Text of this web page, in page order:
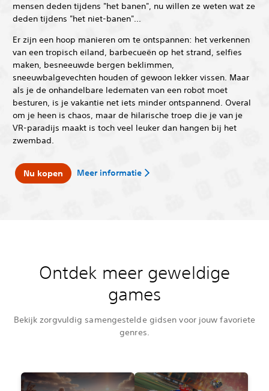
mensen deden tijdens "het banen", nu willen ze weten wat ze
deden tijdens "het niet-banen"...
Er zijn een hoop manieren om te ontspannen: het verkennen
van een tropisch eiland, barbecueën op het strand, selfies
maken, besneeuwde bergen beklimmen,
sneeuwbalgevechten houden of gewoon lekker vissen. Maar
als je de onhandelbare ledematen van een robot moet
besturen, is je vakantie net iets minder ontspannend. Overal
om je heen is chaos, maar de hilarische troep die je van je
VR-paradijs maakt is toch veel leuker dan hangen bij het
zwembad.
Nu kopen Meer informatie
Ontdek meer geweldige
games
Bekijk zorgvuldig samengestelde gidsen voor jouw favoriete
genres.